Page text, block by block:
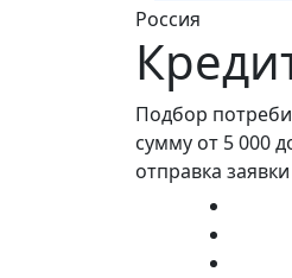
Россия
Подбор
сумму от 5 000
отправка